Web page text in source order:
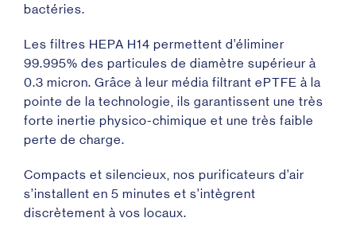
bactéries.
Les filtres HEPA H14 permettent d’éliminer
99.995% des particules de diamètre supérieur à
0.3 micron. Grâce à leur média filtrant ePTFE à la
pointe de la technologie, ils garantissent une très
forte inertie physico-chimique et une très faible
perte de charge.
Compacts et silencieux, nos purificateurs d’air
s’installent en 5 minutes et s’intègrent
discrètement à vos locaux.